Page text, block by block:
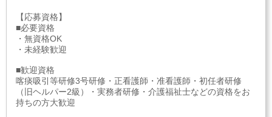
【応募資格】
■必要資格
・無資格OK
・未経験歓迎
■歓迎資格
喀痰吸引等研修3号研修・正看護師・准看護師・初任者研修
（旧ヘルパー2級）・実務者研修・介護福祉士などの資格をお
持ちの方大歓迎